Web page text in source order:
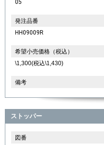
05
発注品番
HH09009R
希望小売価格（税込）
\1,300(税込\1,430)
備考
ストッパー
図番